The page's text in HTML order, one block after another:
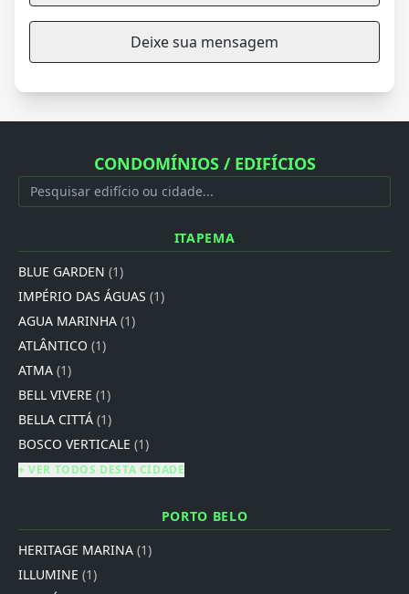
Deixe sua mensagem
CONDOMÍNIOS / EDIFÍCIOS
ITAPEMA
BLUE GARDEN (1)
IMPÉRIO DAS ÁGUAS (1)
AGUA MARINHA (1)
ATLÂNTICO (1)
ATMA (1)
BELL VIVERE (1)
BELLA CITTÁ (1)
BOSCO VERTICALE (1)
+ VER TODOS DESTA CIDADE
PORTO BELO
HERITAGE MARINA (1)
ILLUMINE (1)